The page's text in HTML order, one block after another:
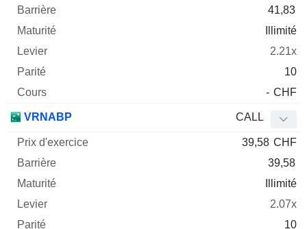
41,83
Illimité
2.21x
10
- CHF
VRNABP CALL
39,58 CHF
39,58
Illimité
2.07x
10